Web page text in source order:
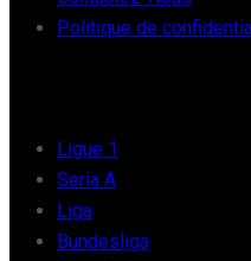
Politique de
Ligue 1
Seria A
Liga
Bundesliga